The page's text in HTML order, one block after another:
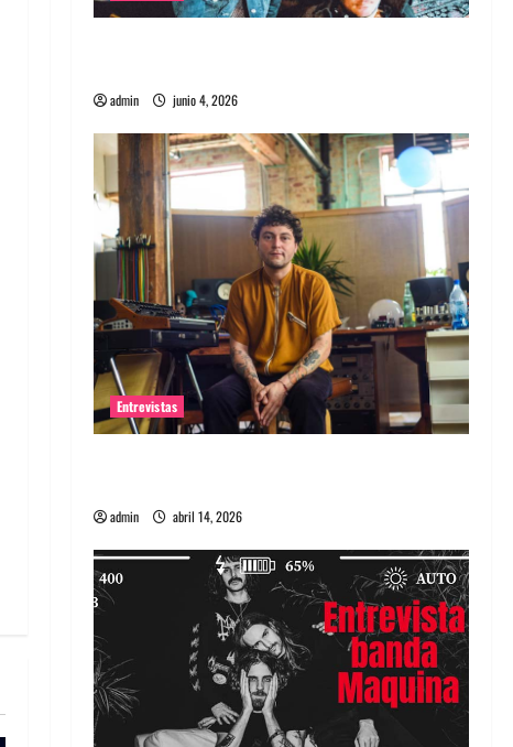
admin junio 4, 2026
Entrevistas
admin abril 14, 2026